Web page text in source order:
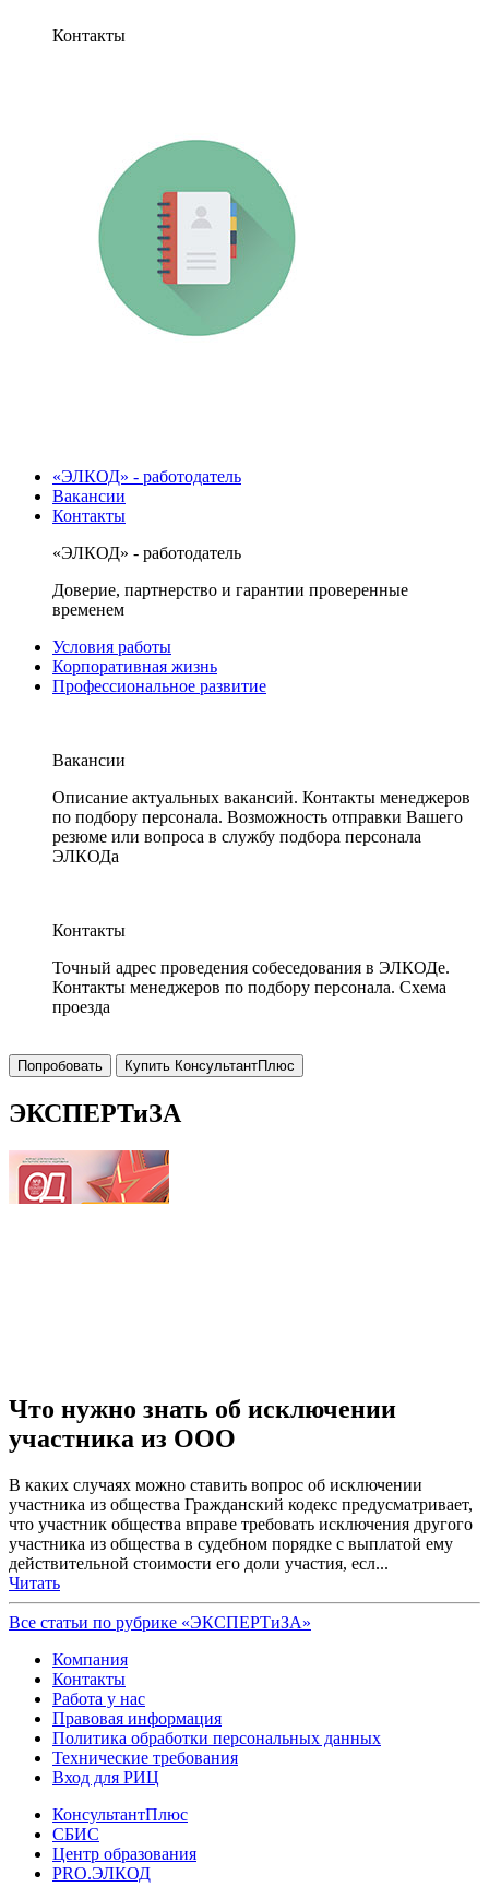
Контакты
«ЭЛКОД» - работодатель
Вакансии
Контакты
«ЭЛКОД» - работодатель
Доверие, партнерство и гарантии проверенные
временем
Условия работы
Корпоративная жизнь
Профессиональное развитие
Вакансии
Описание актуальных вакансий. Контакты менеджеров
по подбору персонала. Возможность отправки Вашего
резюме или вопроса в службу подбора персонала
ЭЛКОДа
Контакты
Точный адрес проведения собеседования в ЭЛКОДе.
Контакты менеджеров по подбору персонала. Схема
проезда
Попробовать Купить КонсультантПлюс
ЭКСПЕРТиЗА
Что нужно знать об исключении
участника из ООО
В каких случаях можно ставить вопрос об исключении
участника из общества Гражданский кодекс предусматривает,
что участник общества вправе требовать исключения другого
участника из общества в судебном порядке с выплатой ему
действительной стоимости его доли участия, есл...
Читать
Все статьи по рубрике «ЭКСПЕРТиЗА»
Компания
Контакты
Работа у нас
Правовая информация
Политика обработки персональных данных
Технические требования
Вход для РИЦ
КонсультантПлюс
СБИС
Центр образования
PRO.ЭЛКОД